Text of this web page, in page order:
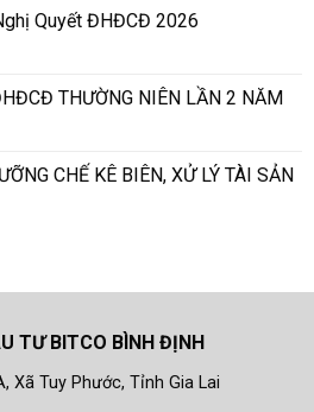
Quyết ĐHĐCĐ 2026
THƯỜNG NIÊN LẦN 2 NĂM
CHẾ KÊ BIÊN, XỬ LÝ TÀI SẢN
TƯ BITCO BÌNH ĐỊNH
Xã Tuy Phước, Tỉnh Gia Lai